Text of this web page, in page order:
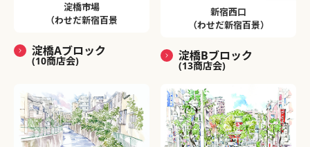
淀橋市場
（わせだ新宿百景
淀橋Aブロック
(10商店会)
新宿西口
（わせだ新宿百景）
淀橋Bブロック
(13商店会)